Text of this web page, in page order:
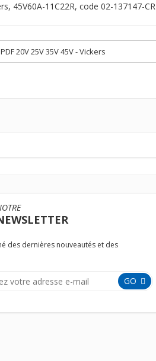
45V60A-11C22R, code 02-137147-CR
20V 25V 35V 45V - Vickers
des dernières nouveautés et des
GO